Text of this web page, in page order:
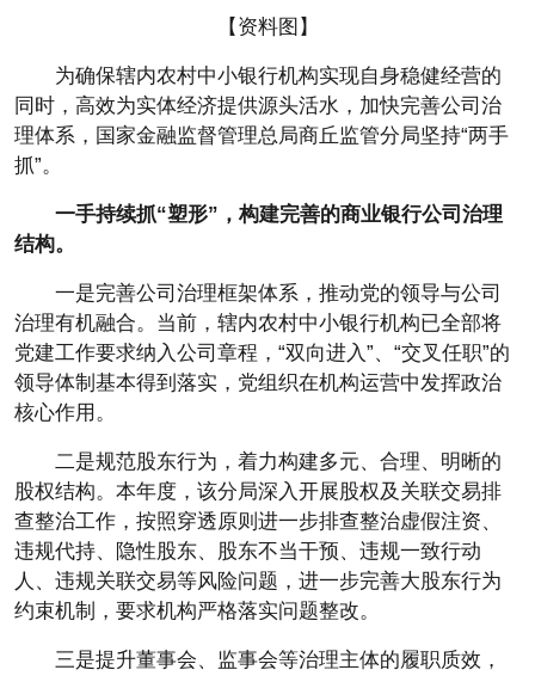
【资料图】
为确保辖内农村中小银行机构实现自身稳健经营的
同时，高效为实体经济提供源头活水，加快完善公司治
理体系，国家金融监督管理总局商丘监管分局坚持“两手
抓”。
一手持续抓“塑形”，构建完善的商业银行公司治理
结构。
一是完善公司治理框架体系，推动党的领导与公司
治理有机融合。当前，辖内农村中小银行机构已全部将
党建工作要求纳入公司章程，“双向进入”、“交叉任职”的
领导体制基本得到落实，党组织在机构运营中发挥政治
核心作用。
二是规范股东行为，着力构建多元、合理、明晰的
股权结构。本年度，该分局深入开展股权及关联交易排
查整治工作，按照穿透原则进一步排查整治虚假注资、
违规代持、隐性股东、股东不当干预、违规一致行动
人、违规关联交易等风险问题，进一步完善大股东行为
约束机制，要求机构严格落实问题整改。
三是提升董事会、监事会等治理主体的履职质效，